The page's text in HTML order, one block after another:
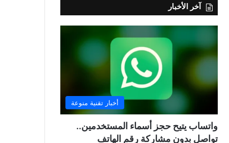
آخر الأخبار
أخبار تقنية منوعة
واتساب يتيح حجز أسماء المستخدمين..
تواصل بدون مشاركة رقم الهاتف